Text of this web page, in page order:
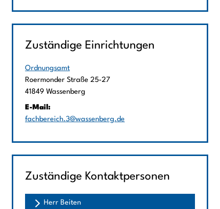
Zuständige Einrichtungen
Ordnungsamt
Straße:
Roermonder Straße Hausnummer:
25-27
PLZ:
41849 Ort:
Wassenberg
E-Mail:
fachbereich.3@wassenberg.de
Zuständige Kontaktpersonen
Herr Beiten